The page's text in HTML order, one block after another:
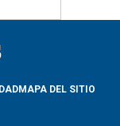
MAPA DEL SITIO